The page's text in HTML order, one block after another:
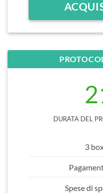
DURATA DEL
3
Spese di